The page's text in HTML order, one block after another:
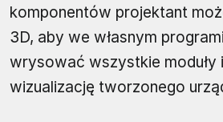
komponentów projektant
3D, aby we własnym
wrysować wszystkie moduły
wizualizację tworzonego